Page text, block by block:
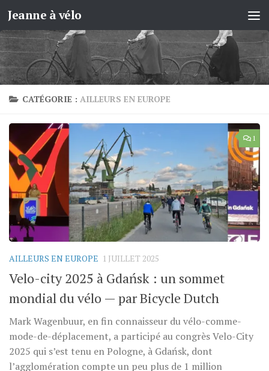
Skip to content
Jeanne à vélo
CATÉGORIE : AILLEURS EN EUROPE
1
AILLEURS EN EUROPE 1 JUILLET 2025
Velo-city 2025 à Gdańsk : un sommet
mondial du vélo — par Bicycle Dutch
Mark Wagenbuur, en fin connaisseur du vélo-comme-
mode-de-déplacement, a participé au congrès Velo-City
2025 qui s’est tenu en Pologne, à Gdańsk, dont
l’agglomération compte un peu plus de 1 million